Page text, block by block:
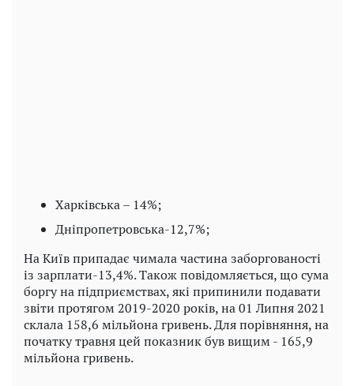
Харківська – 14%;
Дніпропетровська-12,7%;
На Київ припадає чимала частина заборгованості
із зарплати-13,4%. Також повідомляється, що сума
боргу на підприємствах, які припинили подавати
звіти протягом 2019-2020 років, на 01 Липня 2021
склала 158,6 мільйона гривень. Для порівняння, на
початку травня цей показник був вищим - 165,9
мільйона гривень.